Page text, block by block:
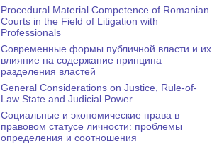
Procedural Material Competence of Romanian
Courts in the Field of Litigation with
Professionals
Cовременные формы публичной власти и их
влияние на содержание принципа
разделения властей
General Considerations on Justice, Rule-of-
Law State and Judicial Power
Cоциальные и экономические права в
правовом статусе личности: проблемы
определения и соотношения